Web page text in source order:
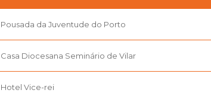
Pousada da Juventude do Porto
Casa Diocesana Seminário de Vilar
Hotel Vice-rei